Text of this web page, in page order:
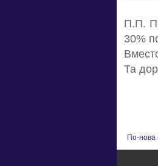
П.П.
30%
Та
По-нова